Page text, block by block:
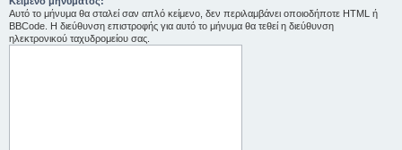
Αυτό το μήνυμα θα σταλεί σαν απλό κείμενο, δεν περιλαμβάνει οποιοδήποτε HTML ή
BBCode. Η διεύθυνση επιστροφής για αυτό το μήνυμα θα τεθεί η διεύθυνση
ηλεκτρονικού ταχυδρομείου σας.